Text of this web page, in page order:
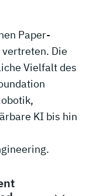
Paper-
Die
Vielfalt des
KI bis hin